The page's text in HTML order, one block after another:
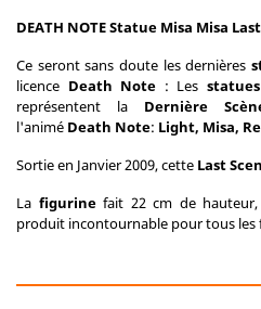
DEATH NOTE Statue Misa Misa
Ce seront sans doute les dernières
licence Death Note : Les statues
représentent la Dernière
l'animé Death Note: Light, Misa,
Sortie en Janvier 2009, cette Last
La figurinefait 22 cm de hauteur,
produit incontournable pour tous les